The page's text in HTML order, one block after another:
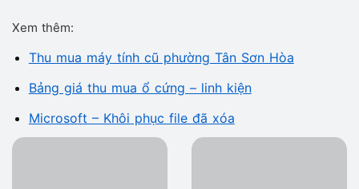
Xem thêm:
Thu mua máy tính cũ phường Tân Sơn Hòa
Bảng giá thu mua ổ cứng – linh kiện
Microsoft – Khôi phục file đã xóa